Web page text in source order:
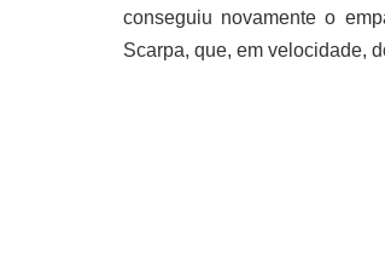
conseguiu novamente o
Scarpa, que, em velocidade,